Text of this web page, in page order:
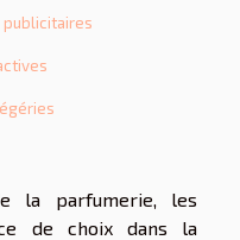
publicitaires
la parfumerie, les
de choix dans la